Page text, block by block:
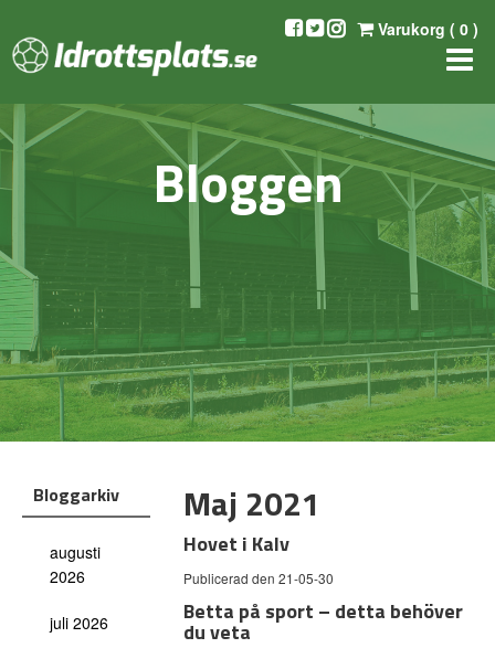
Varukorg ( 0 )
Bloggen
Bloggarkiv
augusti
2026
juli 2026
Maj 2021
Hovet i Kalv
Publicerad den 21-05-30
Betta på sport – detta behöver
du veta